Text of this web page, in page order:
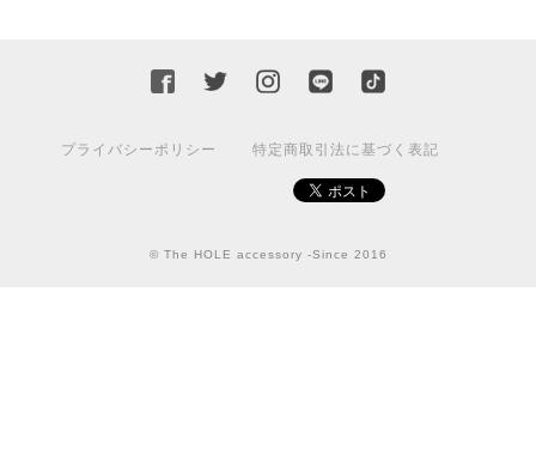
プライバシーポリシー 特定商取引法に基づく表記
© The HOLE accessory -Since 2016